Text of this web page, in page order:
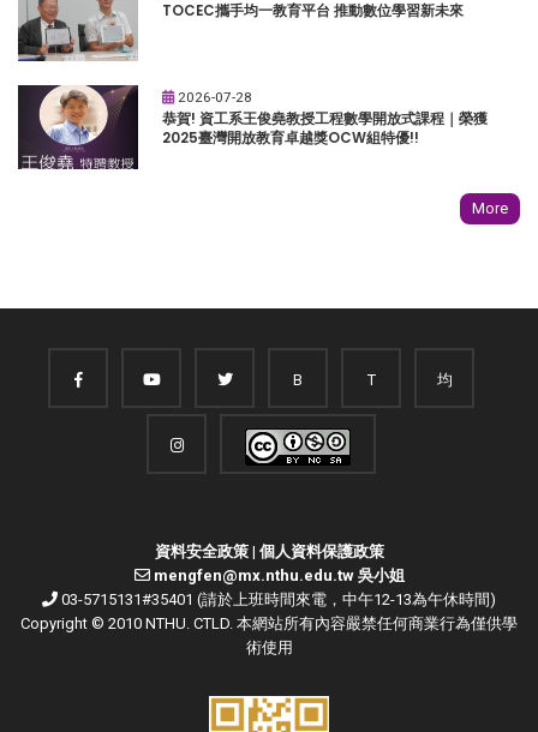
TOCEC攜手均一教育平台 推動數位學習新未來
2026-07-28
恭賀! 資工系王俊堯教授工程數學開放式課程｜榮獲
2025臺灣開放教育卓越獎OCW組特優!!
More
B T 均
資料安全政策| 個人資料保護政策
mengfen@mx.nthu.edu.tw 吳小姐
03-5715131#35401 (請於上班時間來電，中午12-13為午休時間)
Copyright © 2010 NTHU. CTLD. 本網站所有內容嚴禁任何商業行為僅供學
術使用